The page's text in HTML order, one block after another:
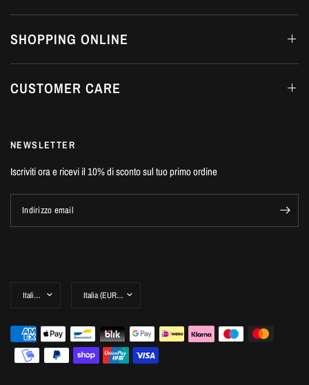
SHOPPING ONLINE
CUSTOMER CARE
NEWSLETTER
Iscriviti ora e ricevi il 10% di sconto sul tuo primo ordine
Indirizzo email